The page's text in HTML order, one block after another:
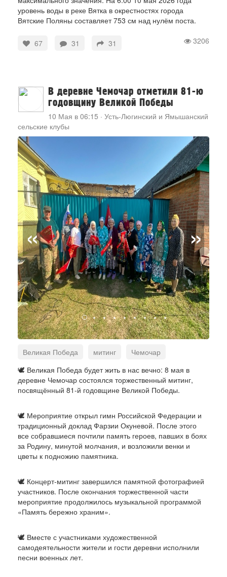
уровень воды в реке Вятка в окрестностях города
Вятские Поляны составляет 753 см над нулём поста.
3206
67 31 31
В деревне Чемочар отметили 81-ю
годовщину Великой Победы
10 Мая в 06:15 · Усть-Люгинский и Ямышанский
сельские клубы
« »
Великая Победа митинг
Чемочар
музыкальная программа
🕊️ Великая Победа будет жить в нас вечно: 8 мая в
деревне Чемочар состоялся торжественный митинг,
посвящённый 81-й годовщине Великой Победы.
🕊️ Мероприятие открыл гимн Российской Федерации и
традиционный доклад Фарзии Окуневой. После этого
все собравшиеся почтили память героев, павших в боях
за Родину, минутой молчания, и возложили венки и
цветы к подножию памятника.
🕊️ Концерт-митинг завершился памятной фотографией
участников. После окончания торжественной части
мероприятие продолжилось музыкальной программой
«Память бережно храним».
🕊️ Вместе с участниками художественной
самодеятельности жители и гости деревни исполнили
песни военных лет.